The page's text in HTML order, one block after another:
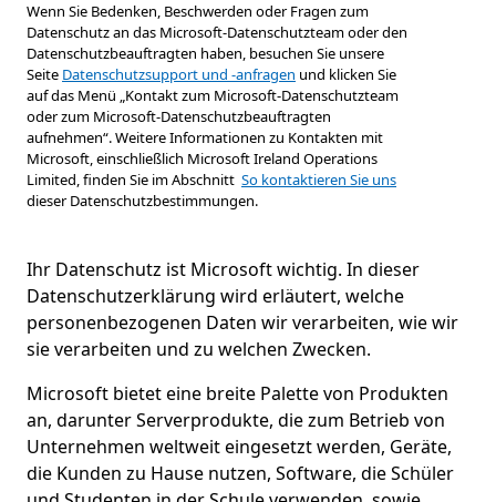
Wenn Sie Bedenken, Beschwerden oder Fragen zum
Datenschutz an das Microsoft-Datenschutzteam oder den
Datenschutzbeauftragten haben, besuchen Sie unsere
Seite Datenschutzsupport und -anfragen und klicken Sie
auf das Menü „Kontakt zum Microsoft-Datenschutzteam
oder zum Microsoft-Datenschutzbeauftragten
aufnehmen“. Weitere Informationen zu Kontakten mit
Microsoft, einschließlich Microsoft Ireland Operations
Limited, finden Sie im Abschnitt So kontaktieren Sie uns
dieser Datenschutzbestimmungen.
Ihr Datenschutz ist Microsoft wichtig. In dieser
Datenschutzerklärung wird erläutert, welche
personenbezogenen Daten wir verarbeiten, wie wir
sie verarbeiten und zu welchen Zwecken.
Microsoft bietet eine breite Palette von Produkten
an, darunter Serverprodukte, die zum Betrieb von
Unternehmen weltweit eingesetzt werden, Geräte,
die Kunden zu Hause nutzen, Software, die Schüler